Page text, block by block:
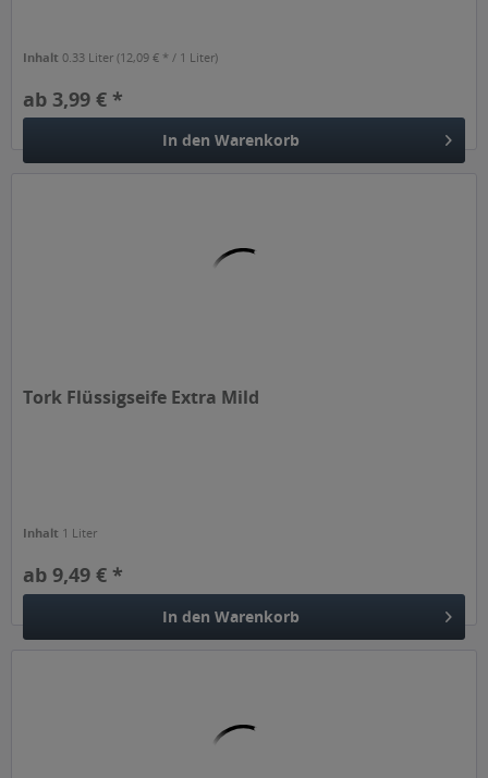
Inhalt0.33 Liter(12,09 € * / 1 Liter)
ab 3,99 € *
In den Warenkorb
Tork Flüssigseife Extra Mild
Inhalt 1 Liter
ab 9,49 € *
In den Warenkorb